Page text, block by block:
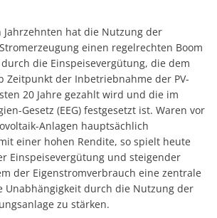
Jahrzehnten hat die Nutzung der
einen regelrechten Boom
die Einspeisevergütung, die dem
Zeitpunkt der Inbetriebnahme der PV-
20 Jahre gezahlt wird und die im
Gesetz (EEG) festgesetzt ist. Waren vor
Anlagen hauptsächlich
einer hohen Rendite, so spielt heute
Einspeisevergütung und steigender
der Eigenstromverbrauch eine zentrale
Unabhängigkeit durch die Nutzung der
zu stärken.